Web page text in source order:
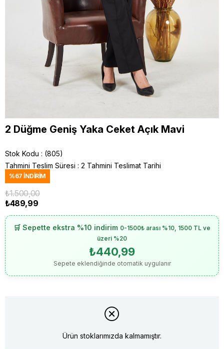
2 Düğme Geniş Yaka Ceket Açık Mavi
Stok Kodu
(805)
Tahmini Teslim Süresi : 2 Tahmini Teslimat Tarihi
%67 İNDIRIM
₺1.500,00
₺489,99
🛒 Sepette ekstra %10 indirim 0-1500₺ arası %10, 1500 TL ve
üzeri %20
₺440,99
Sepete eklendiğinde otomatik uygulanır
Ürün stoklarımızda kalmamıştır.